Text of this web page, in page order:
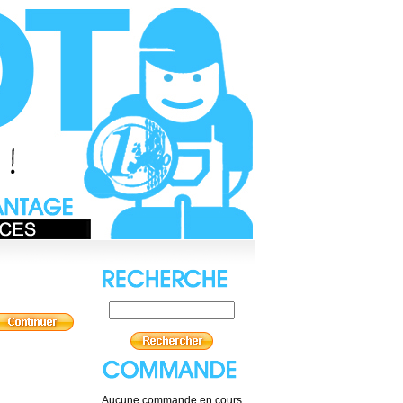
Aucune commande en cours